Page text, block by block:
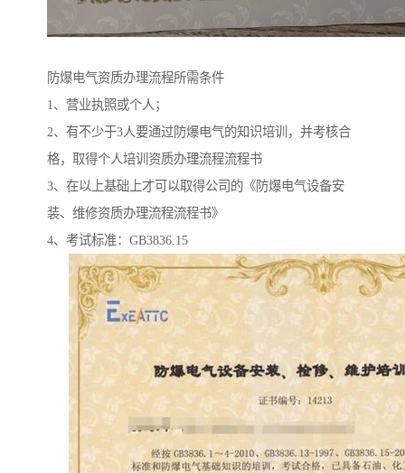
防爆电气资质办理流程所需条件
1、营业执照或个人；
2、有不少于3人要通过防爆电气的知识培训，并考核合
格，取得个人培训资质办理流程流程书
3、在以上基础上才可以取得公司的《防爆电气设备安
装、维修资质办理流程流程书》
4、考试标准：GB3836.15